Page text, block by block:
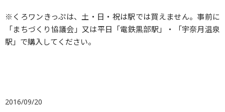
※くろワンきっぷは、土・日・祝は駅では買えません。事前に
「まちづくり協議会」又は平日「電鉄黒部駅」・「宇奈月温泉
駅」で購入してください。
2016/09/20